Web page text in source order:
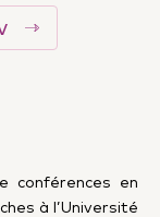
conférences en
à l’Université